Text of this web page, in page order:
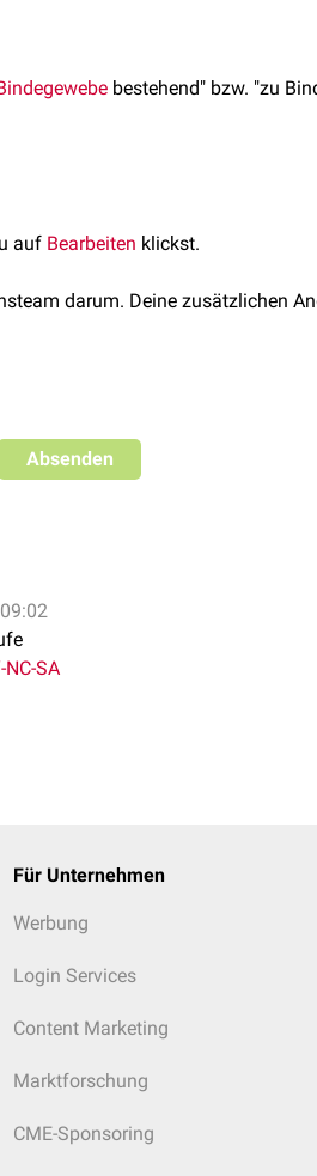
bestehend" bzw. "zu
auf Bearbeiten klickst.
darum. Deine zusätzlichen
Absenden
NC-SA
Für Unternehmen
Werbung
Login Services
Content Marketing
Marktforschung
CME-Sponsoring